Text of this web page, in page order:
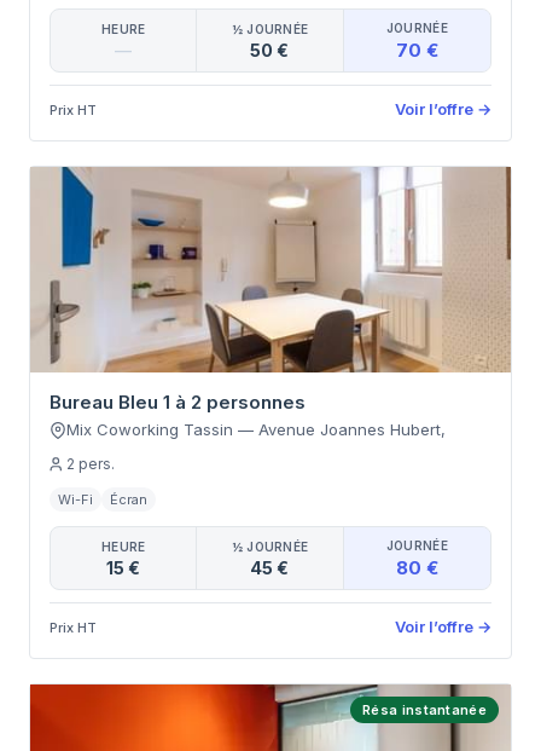
HEURE
—
½ JOURNÉE
50 €
JOURNÉE
70 €
Prix HT Voir l’offre →
Bureau Bleu 1 à 2 personnes
Mix Coworking Tassin — Avenue Joannes Hubert,
2 pers.
Wi-Fi Écran
HEURE
15 €
½ JOURNÉE
45 €
JOURNÉE
80 €
Prix HT Voir l’offre →
Résa instantanée